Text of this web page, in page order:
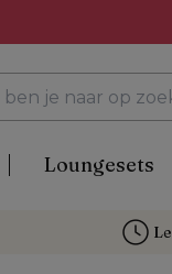
Loungesets